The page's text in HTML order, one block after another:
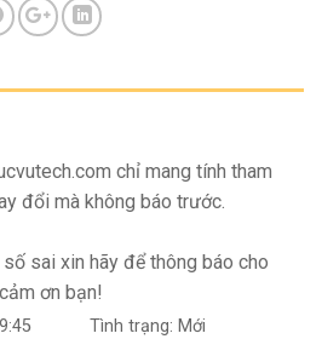
chỉ mang tính tham
đổi mà không báo trước.
sai xin hãy để thông báo cho
ơn bạn!
Tình trạng: Mới